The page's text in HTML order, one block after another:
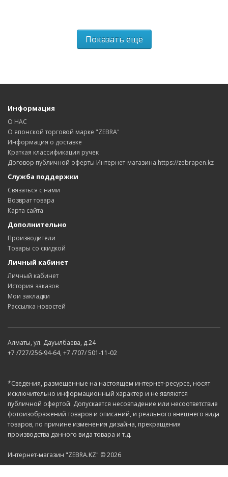
Показать еще
Информация
О НАС
О японской торговой марке "ZEBRA"
Информация о доставке
Краткая классификация ручек
Договор публичной оферты Интернет-магазина https://zebrapen.kz
Служба поддержки
Связаться с нами
Возврат товара
Карта сайта
Дополнительно
Производители
Товары со скидкой
Личный кабинет
Личный кабинет
История заказов
Мои закладки
Рассылка новостей
Алматы, ул. Дауылбаева, д.24
+7 /727/256-94-64, +7 /707/ 501-11-02
*Сведения, размещенные на настоящем интернет-ресурсе, носят
исключительно информационный характер и не являются
публичной офертой. Допускается несовпадение или несоответствие
фотоизображений товаров и описаний, и реального внешнего вида
товаров, по причине изменения дизайна, прекращения
производства данного вида товара и т.д.
Интернет-магазин "ZEBRA.KZ" © 2026